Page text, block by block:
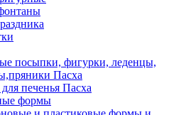
посыпки, фигурки, леденцы,
Пасха
печенья Пасха
формы